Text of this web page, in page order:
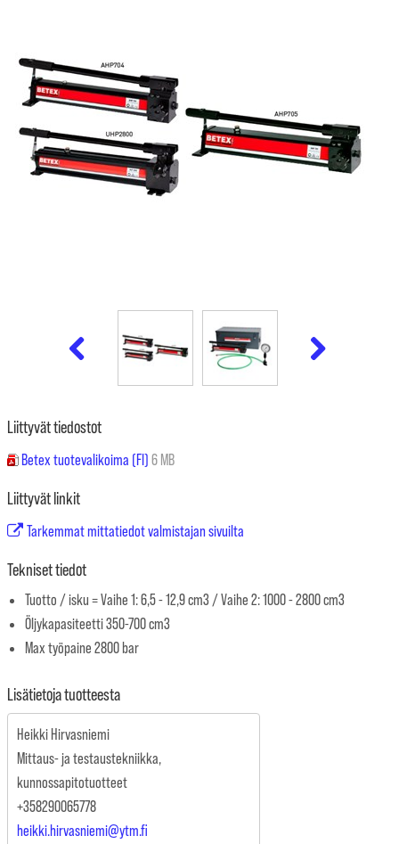
Liittyvät tiedostot
Betex tuotevalikoima (FI) 6 MB
Liittyvät linkit
Tarkemmat mittatiedot valmistajan sivuilta
Tekniset tiedot
Tuotto / isku = Vaihe 1: 6,5 - 12,9 cm3 / Vaihe 2: 1000 - 2800 cm3
Öljykapasiteetti 350-700 cm3
Max työpaine 2800 bar
Lisätietoja tuotteesta
Heikki Hirvasniemi
Mittaus- ja testaustekniikka,
kunnossapitotuotteet
+358290065778
heikki.hirvasniemi@ytm.fi